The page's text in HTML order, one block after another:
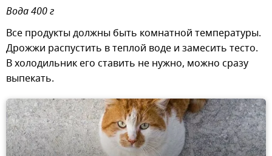
Вода 400 г
Все продукты должны быть комнатной температуры.
Дрожжи распустить в теплой воде и замесить тесто.
В холодильник его ставить не нужно, можно сразу
выпекать.